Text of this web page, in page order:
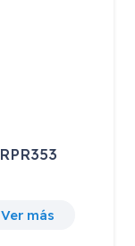
RPR353
Ver más